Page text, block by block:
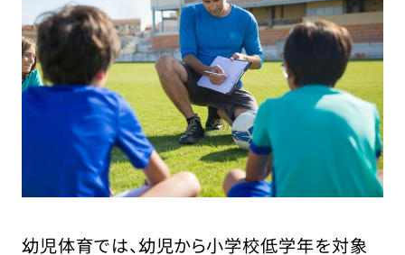
幼児体育では、幼児から小学校低学年を対象